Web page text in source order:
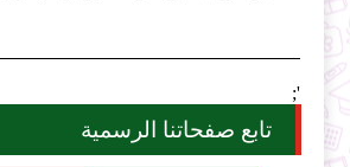
';
تابع صفحاتنا الرسمية